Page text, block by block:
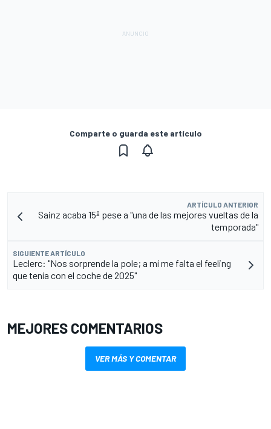
Comparte o guarda este artículo
ARTÍCULO ANTERIOR
Sainz acaba 15º pese a "una de las mejores vueltas de la
temporada"
SIGUIENTE ARTÍCULO
Leclerc: "Nos sorprende la pole; a mí me falta el feeling
que tenía con el coche de 2025"
MEJORES COMENTARIOS
VER MÁS Y COMENTAR